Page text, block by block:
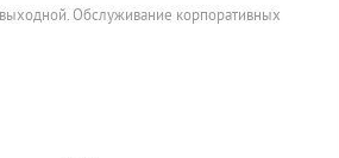
Обслуживание корпоративных